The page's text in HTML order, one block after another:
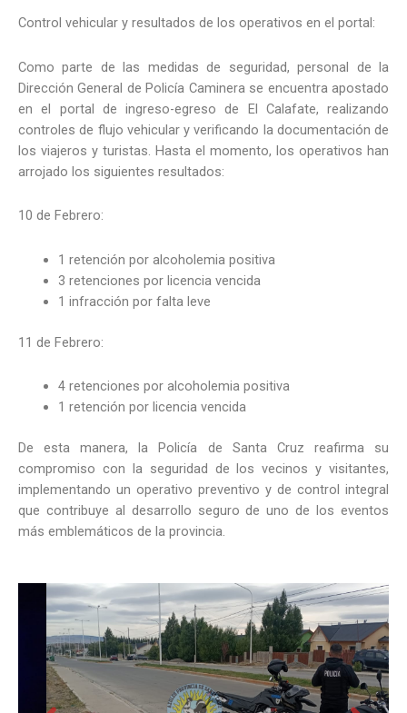
Control vehicular y resultados de los operativos en el portal:
Como parte de las medidas de seguridad, personal de la
Dirección General de Policía Caminera se encuentra apostado
en el portal de ingreso-egreso de El Calafate, realizando
controles de flujo vehicular y verificando la documentación de
los viajeros y turistas. Hasta el momento, los operativos han
arrojado los siguientes resultados:
10 de Febrero:
1 retención por alcoholemia positiva
3 retenciones por licencia vencida
1 infracción por falta leve
11 de Febrero:
4 retenciones por alcoholemia positiva
1 retención por licencia vencida
De esta manera, la Policía de Santa Cruz reafirma su
compromiso con la seguridad de los vecinos y visitantes,
implementando un operativo preventivo y de control integral
que contribuye al desarrollo seguro de uno de los eventos
más emblemáticos de la provincia.